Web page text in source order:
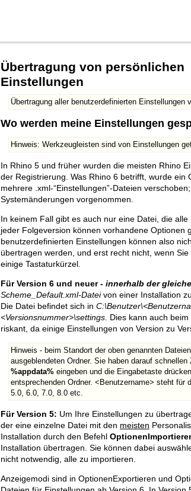
Übertragung von persönlichen
Einstellungen
Übertragung aller benutzerdefinierten Einstellungen
Wo werden meine Einstellungen
Hinweis: Werkzeugleisten sind von Einstellungen
In Rhino 5 und früher wurden die meisten Rhino
der Registrierung. Was Rhino 6 betrifft, wurde
mehrere .xml-“Einstellungen”-Dateien
Systemänderungen vorgenommen.
In keinem Fall gibt es auch nur eine Datei, die
jeder Folgeversion können vorhandene
benutzerdefinierten Einstellungen können also
übertragen werden, und erst recht nicht, wenn
einige Tastaturkürzel.
Für Version 6 und neuer - innerhalb der
Scheme_Default.xml-Dateivon einer Installation
Die Datei befindet sich in
<Versionsnummer>\settings. Dies kann auch
riskant, da einige Einstellungen von Version zu
Hinweis - beim Standort der oben genannten
ausgeblendeten Ordner. Sie haben darauf
%appdata% eingeben und die Eingabetaste
entsprechenden Ordner. <Benutzername> steht
5.0, 6.0, 7.0, 8.0 etc.
Für Version 5: Um Ihre Einstellungen zu
der eine einzelne Datei mit den meisten
Installation durch den Befehl
Installation übertragen. Sie können dabei
nicht notwendig, alle zu importieren.
Anzeigemodi sind in OptionenExportieren und